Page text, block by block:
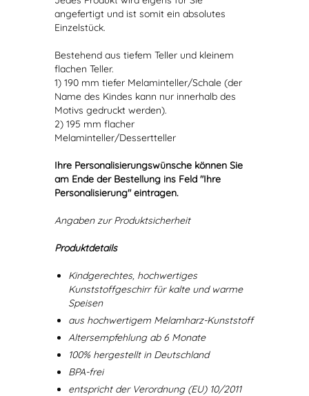
angefertigt und ist somit ein absolutes
Einzelstück.
Bestehend aus tiefem Teller und kleinem
flachen Teller.
1) 190 mm tiefer Melaminteller/Schale (der
Name des Kindes kann nur innerhalb des
Motivs gedruckt werden).
2) 195 mm flacher
Melaminteller/Dessertteller
Ihre Personalisierungswünsche können Sie
am Ende der Bestellung ins Feld "Ihre
Personalisierung" eintragen.
Angaben zur Produktsicherheit
Produktdetails
Kindgerechtes, hochwertiges
Kunststoffgeschirr für kalte und warme
Speisen
aus hochwertigem Melamharz-Kunststoff
Altersempfehlung ab 6 Monate
100% hergestellt in Deutschland
BPA-frei
entspricht der Verordnung (EU) 10/2011